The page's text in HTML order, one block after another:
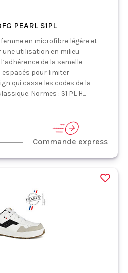
PEARL S1PL
femme en microfibre légère et
une utilisation en milieu
de la semelle
espacés pour limiter
qui casse les codes de la
Normes : S1 PL H...
Commande express